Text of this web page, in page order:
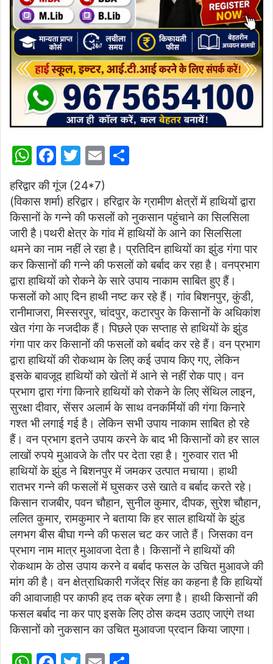
W
at
s
A
p
p
F
a
c
e
b
o
o
k
T
itt
er
E
ai
l
ar
e
हरिद्वार की गूंज (24*7)
(विकास शर्मा) हरिद्वार। हरिद्वार के ग्रामीण क्षेत्रों में हाथियों द्वारा
किसानों के गन्ने की फसलों को नुकसान पहुंचाने का सिलसिला
जारी है।पथरी क्षेत्र के गांव में हाथियों के आने का सिलसिला
थमने का नाम नहीं ले रहा है। प्रतिदिन हाथियों का झुंड गंगा पार
कर किसानों की गन्ने की फसलों को बर्बाद कर रहा है। वनप्रभाग
द्वारा हाथियों को रोकने के सारे उपाय नाकाम साबित हुए हैं।
फसलों को आए दिन हाथी नष्ट कर रहे हैं। गांव बिशनपुर, कुंडी,
रानीमाजरा, मिस्सरपुर, चांदपुर, कटारपुर के किसानों के अधिकांश
खेत गंगा के नजदीक हैं। पिछले एक सप्ताह से हाथियों के झुंड
गंगा पार कर किसानों की फसलों को बर्बाद कर रहे हैं। वन प्रभाग
द्वारा हाथियों की रोकथाम के लिए कई उपाय किए गए, लेकिन
इसके बावजूद हाथियों को खेतों में आने से नहीं रोक पाए। वन
प्रभाग द्वारा गंगा किनारे हाथियों को रोकने के लिए सेंथिल लाइन,
सुरक्षा दीवार, सेंसर अलार्म के साथ वनकर्मियों की गंगा किनारे
गश्त भी लगाई गई है। लेकिन सभी उपाय नाकाम साबित हो रहे
हैं। वन प्रभाग इतने उपाय करने के बाद भी किसानों को हर साल
लाखों रुपये मुआवजे के तौर पर देता रहा है। गुरुवार रात भी
हाथियों के झुंड ने बिशनपुर में जमकर उत्पात मचाया। हाथी
रातभर गन्ने की फसलों में घुसकर उसे खाते व बर्बाद करते रहे।
किसान राजबीर, पवन चौहान, सुनील कुमार, दीपक, सुरेश चौहान,
ललित कुमार, रामकुमार ने बताया कि हर साल हाथियों के झुंड
लगभग बीस बीघा गन्ने की फसल चट कर जाते हैं। जिसका वन
प्रभाग नाम मात्र मुआवजा देता है। किसानों ने हाथियों की
रोकथाम के ठोस उपाय करने व बर्बाद फसल के उचित मुआवजे की
मांग की है। वन क्षेत्राधिकारी गजेंद्र सिंह का कहना है कि हाथियों
की आवाजाही पर काफी हद तक ब्रेक लगा है। हाथी किसानों की
फसल बर्बाद ना कर पाए इसके लिए ठोस कदम उठाए जाएंगे तथा
किसानों को नुकसान का उचित मुआवजा प्रदान किया जाएगा।